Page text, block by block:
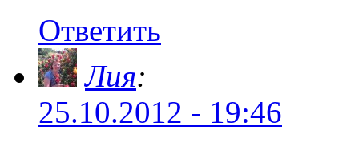
Ответить
Лия:
25.10.2012 - 19:46